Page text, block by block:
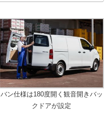
バン仕様は180度開く観音開きバッ
クドアが設定